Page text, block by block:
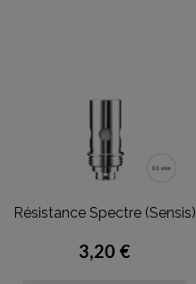
Résistance Spectre (Sensis)
3,20 €